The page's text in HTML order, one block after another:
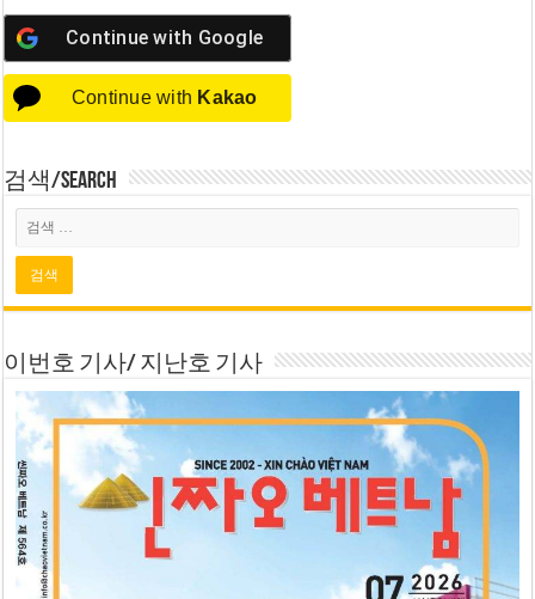
Continue with Google
Continue with Kakao
검색/Search
이번호 기사/ 지난호 기사